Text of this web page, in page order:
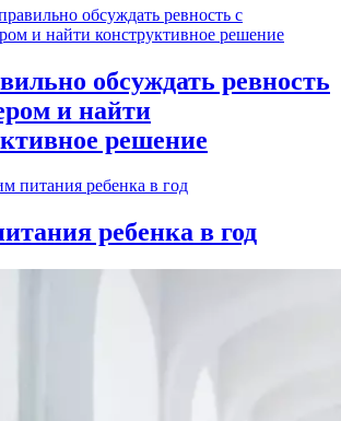
обсуждать ревность
и найти
решение
ребенка в год